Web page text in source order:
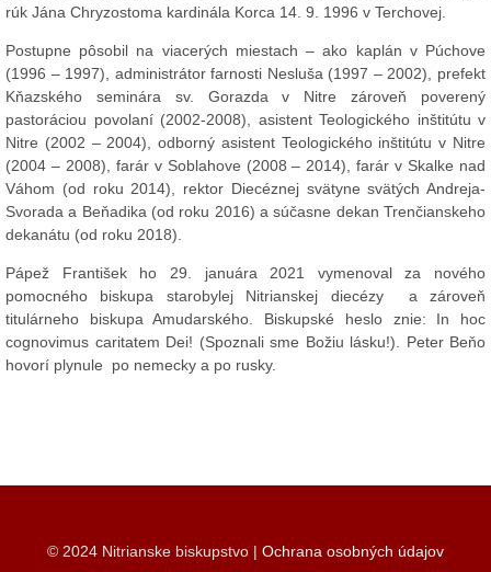
rúk Jána Chryzostoma kardinála Korca 14. 9. 1996 v Terchovej.
Postupne pôsobil na viacerých miestach – ako kaplán v Púchove
(1996 – 1997), administrátor farnosti Nesluša (1997 – 2002), prefekt
Kňazského seminára sv. Gorazda v Nitre zároveň poverený
pastoráciou povolaní (2002-2008), asistent Teologického inštitútu v
Nitre (2002 – 2004), odborný asistent Teologického inštitútu v Nitre
(2004 – 2008), farár v Soblahove (2008 – 2014), farár v Skalke nad
Váhom (od roku 2014), rektor Diecéznej svätyne svätých Andreja-
Svorada a Beňadika (od roku 2016) a súčasne dekan Trenčianskeho
dekanátu (od roku 2018).
Pápež František ho 29. januára 2021 vymenoval za nového
pomocného biskupa starobylej Nitrianskej diecézy a zároveň
titulárneho biskupa Amudarského. Biskupské heslo znie: In hoc
cognovimus caritatem Dei! (Spoznali sme Božiu lásku!). Peter Beňo
hovorí plynule po nemecky a po rusky.
© 2024 Nitrianske biskupstvo | Ochrana osobných údajov